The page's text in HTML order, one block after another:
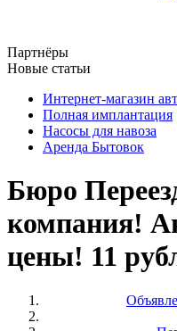
Партнёры
Новые статьи
Интернет-магазин
Полная имплантация
Насосы для навоза
Аренда Бытовок
Бюро
компания!
цены! 11